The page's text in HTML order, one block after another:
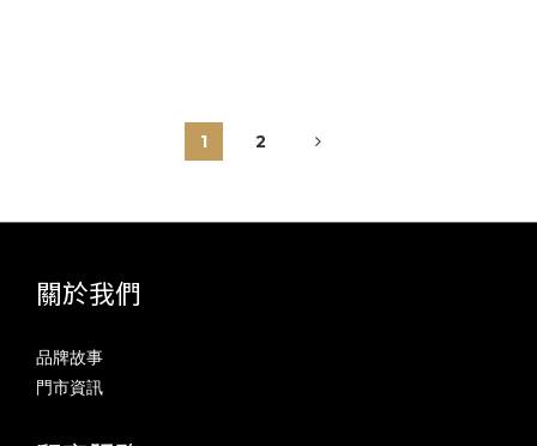
1 2
關於我們
品牌故事
門市資訊